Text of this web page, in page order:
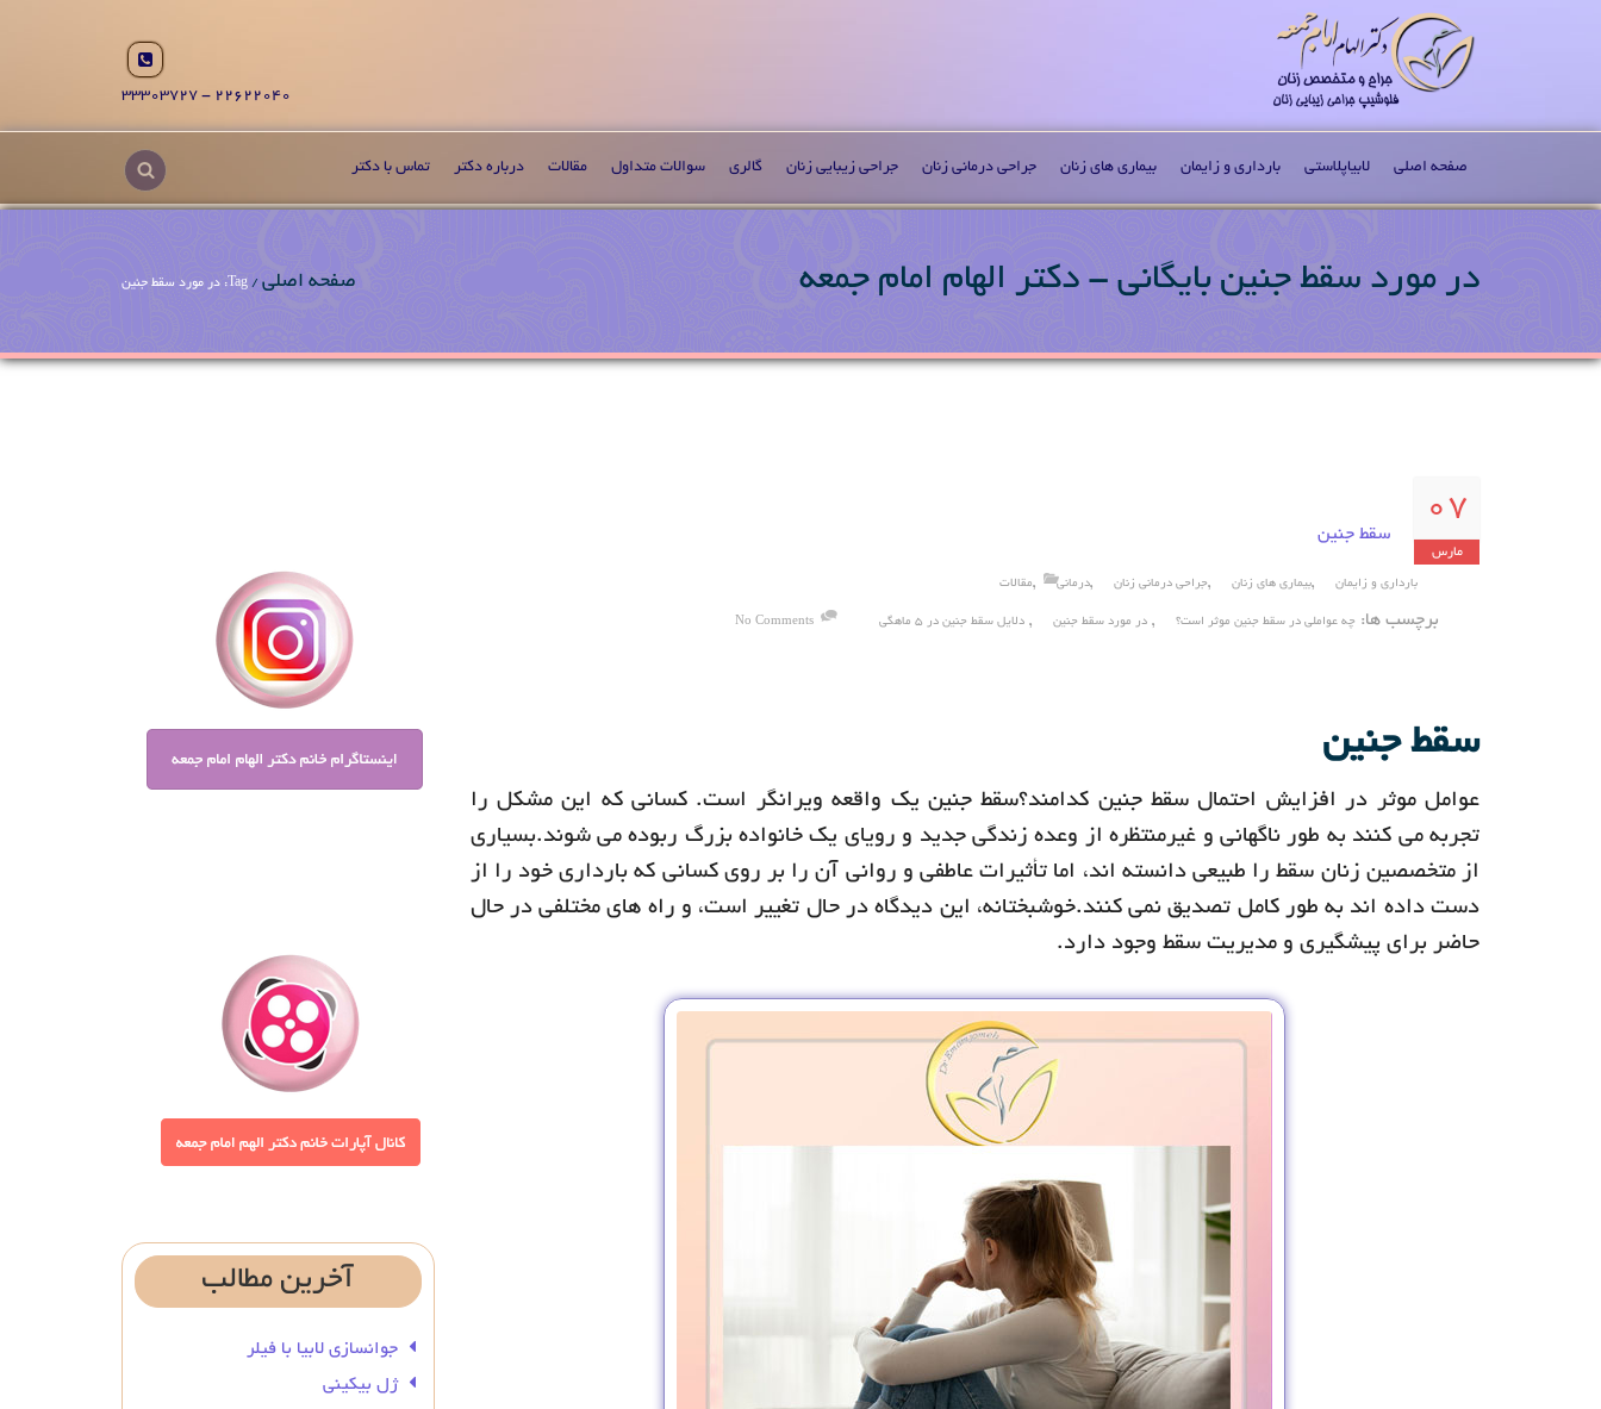
22622040 - 33303727
صفحه اصلی لابیاپلاستی بارداری و زایمان بیماری های زنان جراحی درمانی زنان جراحی زیبایی زنان گالری سوالات متداول مقالات درباره دکتر تماس با دکتر
در مورد سقط جنین بایگانی - دکتر الهام امام جمعه صفحه اصلی / Tag: در مورد سقط جنین
07
مارس
سقط جنین
بارداری و زایمان ,بیماری های زنان ,جراحی درمانی زنان ,درمانی ,مقالات
برچسب ها: چه عواملی در سقط جنین موثر است؟ , در مورد سقط جنین , دلایل سقط جنین در 5 ماهگی No Comments
سقط جنین
عوامل موثر در افزایش احتمال سقط جنین کدامند؟سقط جنین یک واقعه ویرانگر است. کسانی که این مشکل را
تجربه می کنند به طور ناگهانی و غیرمنتظره از وعده زندگی جدید و رویای یک خانواده بزرگ ربوده می شوند.بسیاری
از متخصصین زنان سقط را طبیعی دانسته اند، اما تأثیرات عاطفی و روانی آن را بر روی کسانی که بارداری خود را از
دست داده اند به طور کامل تصدیق نمی کنند.خوشبختانه، این دیدگاه در حال تغییر است، و راه های مختلفی در حال
حاضر برای پیشگیری و مدیریت سقط وجود دارد.
آخرین مطالب
جوانسازی لابیا با فیلر
ژل بیکینی